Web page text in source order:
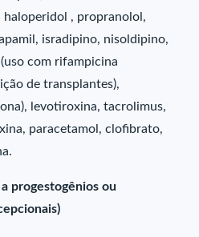
, propranolol,
isradipino, nisoldipino,
com rifampicina
de transplantes),
levotiroxina, tacrolimus,
paracetamol, clofibrato,
progestogênios ou